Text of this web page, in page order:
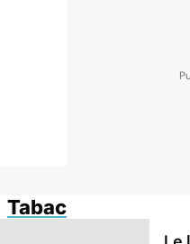
Tabac